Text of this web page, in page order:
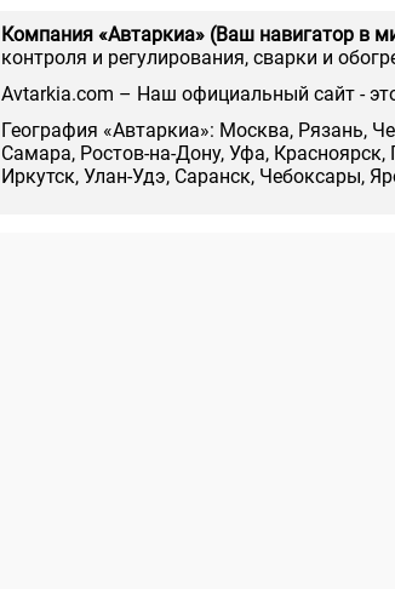
Компания «Автаркиа» (Ваш навигатор в
контроля и регулирования, сварки и
Аvtarkia.com – Наш официальный сайт -
География «Автаркиа»: Москва, Рязань,
Самара, Ростов-на-Дону, Уфа,
Иркутск, Улан-Удэ, Саранск, Чебоксары,